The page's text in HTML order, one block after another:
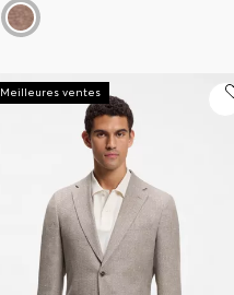
Meilleures ventes